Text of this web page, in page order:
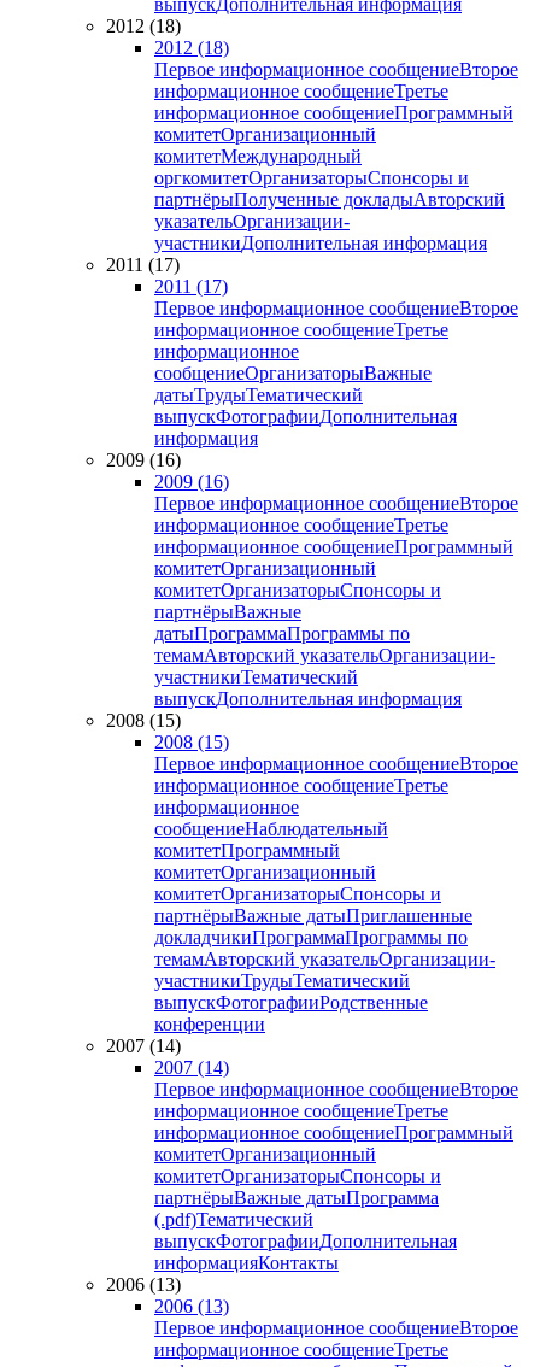
выпускДополнительная информация
2012 (18)
2012 (18)
Первое информационное сообщениеВторое
информационное сообщениеТретье
информационное сообщениеПрограммный
комитетОрганизационный
комитетМеждународный
оргкомитетОрганизаторыСпонсоры и
партнёрыПолученные докладыАвторский
указательОрганизации-
участникиДополнительная информация
2011 (17)
2011 (17)
Первое информационное сообщениеВторое
информационное сообщениеТретье
информационное
сообщениеОрганизаторыВажные
датыТрудыТематический
выпускФотографииДополнительная
информация
2009 (16)
2009 (16)
Первое информационное сообщениеВторое
информационное сообщениеТретье
информационное сообщениеПрограммный
комитетОрганизационный
комитетОрганизаторыСпонсоры и
партнёрыВажные
датыПрограммаПрограммы по
темамАвторский указательОрганизации-
участникиТематический
выпускДополнительная информация
2008 (15)
2008 (15)
Первое информационное сообщениеВторое
информационное сообщениеТретье
информационное
сообщениеНаблюдательный
комитетПрограммный
комитетОрганизационный
комитетОрганизаторыСпонсоры и
партнёрыВажные датыПриглашенные
докладчикиПрограммаПрограммы по
темамАвторский указательОрганизации-
участникиТрудыТематический
выпускФотографииРодственные
конференции
2007 (14)
2007 (14)
Первое информационное сообщениеВторое
информационное сообщениеТретье
информационное сообщениеПрограммный
комитетОрганизационный
комитетОрганизаторыСпонсоры и
партнёрыВажные датыПрограмма
(.pdf)Тематический
выпускФотографииДополнительная
информацияКонтакты
2006 (13)
2006 (13)
Первое информационное сообщениеВторое
информационное сообщениеТретье